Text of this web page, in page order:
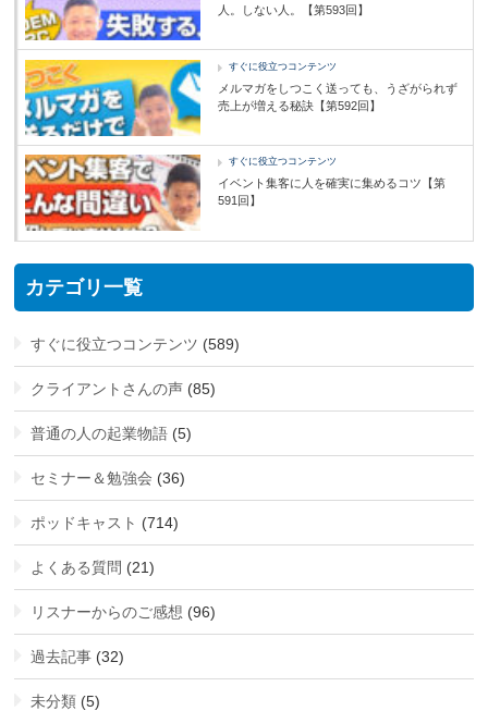
人。しない人。【第593回】
すぐに役立つコンテンツ
メルマガをしつこく送っても、うざがられず
売上が増える秘訣【第592回】
すぐに役立つコンテンツ
イベント集客に人を確実に集めるコツ【第
591回】
カテゴリ一覧
すぐに役立つコンテンツ (589)
クライアントさんの声 (85)
普通の人の起業物語 (5)
セミナー＆勉強会 (36)
ポッドキャスト (714)
よくある質問 (21)
リスナーからのご感想 (96)
過去記事 (32)
未分類 (5)